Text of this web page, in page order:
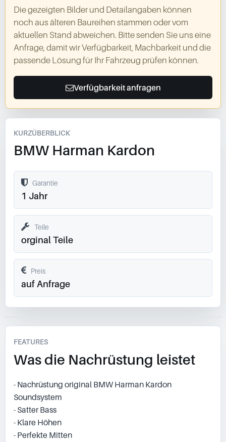
Die gezeigten Bilder und Detailangaben können
noch aus älteren Baureihen stammen oder vom
aktuellen Stand abweichen. Bitte senden Sie uns eine
Anfrage, damit wir Verfügbarkeit, Machbarkeit und die
passende Lösung für Ihr Fahrzeug prüfen können.
Verfügbarkeit anfragen
KURZÜBERBLICK
BMW Harman Kardon
Garantie
1 Jahr
Teile
orginal Teile
Preis
auf Anfrage
FEATURES
Was die Nachrüstung leistet
- Nachrüstung original BMW Harman Kardon
Soundsystem
- Satter Bass
- Klare Höhen
- Perfekte Mitten